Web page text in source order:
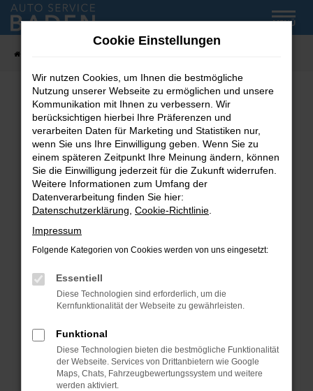
Zum
Hauptinhalt
MENÜ
Fehler: Network Error
Beim Laden ist ein Fehler aufgetreten.
Hier sind ein paar Tipps, die dir helfen können:
Überprüfe deine Firewall und deine
Internetverbindung.
Laden andere Webseiten, zum Beispiel deine
Suchmaschine?
Prüfe deine Browsererweiterungen.
können das Laden bestimmter Seiten
verhindern. Funktioniert die Seite in einem
Fenster?
Starte dein Gerät neu.
Das kann manchmal helfen, vorübergehende
Probleme zu beheben.
Cookie Einstellungen
Wir nutzen Cookies, um Ihnen die bestmögliche
Nutzung unserer Webseite zu ermöglichen und unsere
Kommunikation mit Ihnen zu verbessern. Wir
berücksichtigen hierbei Ihre Präferenzen und
verarbeiten Daten für Marketing und Statistiken nur,
wenn Sie uns Ihre Einwilligung geben. Wenn Sie zu
einem späteren Zeitpunkt Ihre Meinung ändern, können
Sie die Einwilligung jederzeit für die Zukunft widerrufen.
Weitere Informationen zum Umfang der
Datenverarbeitung finden Sie hier:
Datenschutzerklärung Cookie-Richtlinie
Impressum
Folgende Kategorien von Cookies werden von uns eingesetzt:
Essentiell
Diese Technologien sind erforderlich, um die
Kernfunktionalität der Webseite zu gewährleisten.
Funktional
Diese Technologien bieten die bestmögliche Funktionalität
der Webseite. Services von Drittanbietern wie Google
Maps, Chats, Fahrzeugbewertungssystem und weitere
werden aktiviert.